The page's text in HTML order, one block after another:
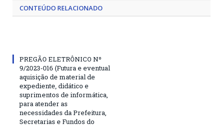
CONTEÚDO RELACIONADO
PREGÃO ELETRÔNICO Nº
9/2023-016 (Futura e eventual
aquisição de material de
expediente, didático e
suprimentos de informática,
para atender as
necessidades da Prefeitura,
Secretarias e Fundos do